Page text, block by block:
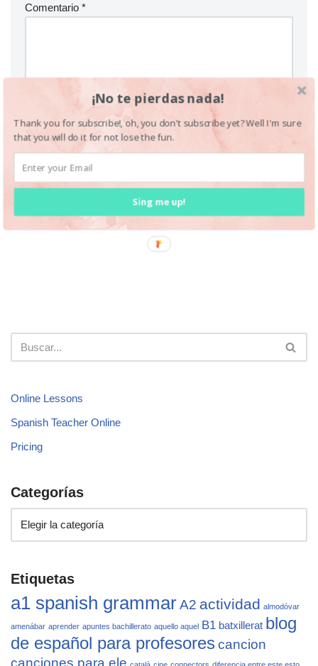
Comentario *
Online Lessons
Spanish Teacher Online
Pricing
Categorías
Etiquetas
a1 spanish grammarA2 actividad almodóvar
amenábar aprender apuntes bachillerato aquello aquel B1 batxillerat blog
de español para profesores cancion
canciones para ele
¡No te pierdas nada!
Thank you for subscribe!, oh, you don't subscribe yet? Well I'm sure
that you will do it for not lose the fun.
Sing me up!